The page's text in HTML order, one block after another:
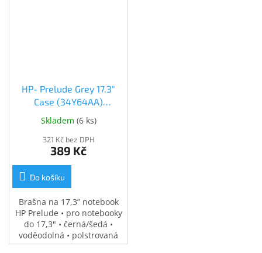
HP- Prelude Grey 17.3"
Case (34Y64AA)
(34Y64AA)
Skladem (6 ks)
321 Kč bez DPH
389 Kč
Do košíku
Brašna na 17,3” notebook
HP Prelude • pro notebooky
do 17,3" • černá/šedá •
voděodolná • polstrovaná
přihrádka na notebook •